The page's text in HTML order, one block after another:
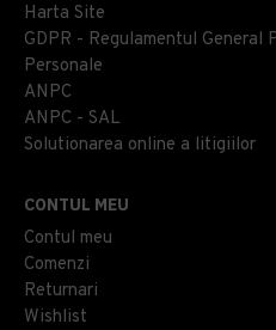
Harta Site
GDPR - Regulamentul
Personale
ANPC
ANPC - SAL
Solutionarea online a litigiilor
CONTUL MEU
Contul meu
Comenzi
Returnari
Wishlist